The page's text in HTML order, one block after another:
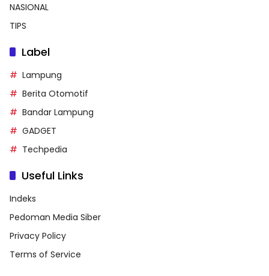
NASIONAL
TIPS
Label
Lampung
Berita Otomotif
Bandar Lampung
GADGET
Techpedia
Useful Links
Indeks
Pedoman Media Siber
Privacy Policy
Terms of Service